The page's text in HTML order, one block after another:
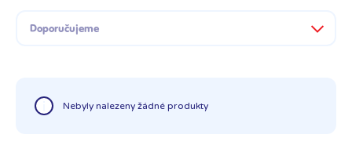
Nebyly nalezeny žádné produkty